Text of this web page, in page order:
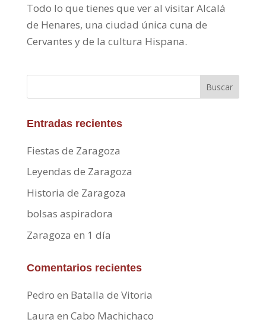
Todo lo que tienes que ver al visitar Alcalá
de Henares, una ciudad única cuna de
Cervantes y de la cultura Hispana.
Buscar
Entradas recientes
Fiestas de Zaragoza
Leyendas de Zaragoza
Historia de Zaragoza
bolsas aspiradora
Zaragoza en 1 día
Comentarios recientes
Pedro en Batalla de Vitoria
Laura en Cabo Machichaco